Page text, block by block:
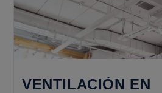
VENTILACIÓN EN